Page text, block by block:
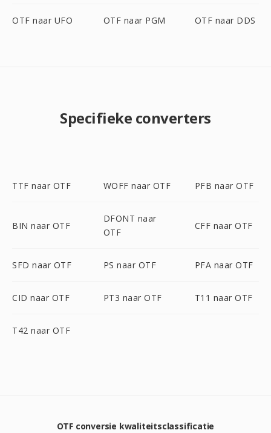
OTF naar UFO OTF naar PGM OTF naar DDS
Specifieke converters
TTF naar OTF WOFF naar OTF PFB naar OTF
BIN naar OTF
DFONT naar
OTF
CFF naar OTF
SFD naar OTF PS naar OTF PFA naar OTF
CID naar OTF PT3 naar OTF T11 naar OTF
T42 naar OTF
OTF conversie kwaliteitsclassificatie